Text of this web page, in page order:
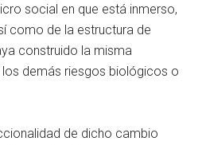
social en que está inmerso,
como de la estructura de
construido la misma
demás riesgos biológicos o
de dicho cambio